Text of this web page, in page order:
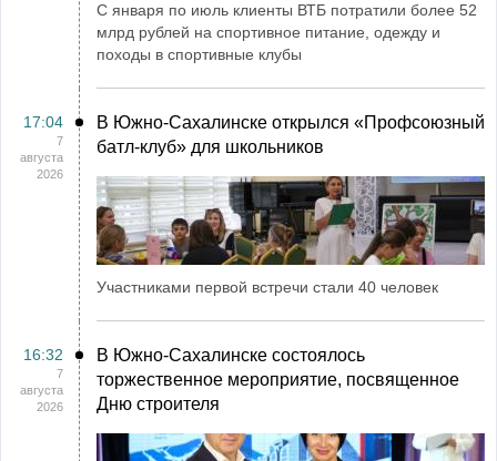
С января по июль клиенты ВТБ потратили более 52
млрд рублей на спортивное питание, одежду и
походы в спортивные клубы
17:04
7
августа
2026
В Южно-Сахалинске открылся «Профсоюзный
батл-клуб» для школьников
Участниками первой встречи стали 40 человек
16:32
7
августа
2026
В Южно-Сахалинске состоялось
торжественное мероприятие, посвященное
Дню строителя